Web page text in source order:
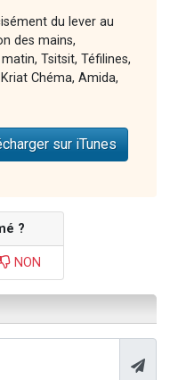
du lever au
des mains,
Tsitsit, Téfilines,
Chéma, Amida,
sur iTunes
?
NON